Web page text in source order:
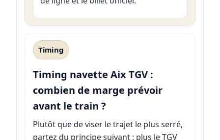
Timing
Timing navette Aix TGV :
combien de marge prévoir
avant le train ?
Plutôt que de viser le trajet le plus serré,
partez du principe suivant : plus le TGV